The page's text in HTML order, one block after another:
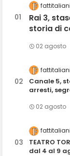
fattitaliani
Rai 3,
storia di
02 agosto
fattitaliani
Canale 5,
arresti,
02 agosto
fattitaliani
TEATRO
dal 4 al 9